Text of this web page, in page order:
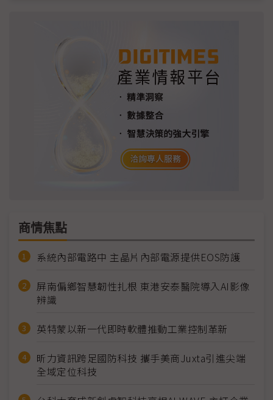
商情焦點
系統內部電路中 主晶片內部電源提供EOS防護
屏南偏鄉智慧韌性扎根 東港安泰醫院導入AI影像
辨識
英特蒙以新一代即時軟體推動工業控制革新
昕力資訊跨足國防科技 攜手美商Juxta引進尖端
全域定位科技